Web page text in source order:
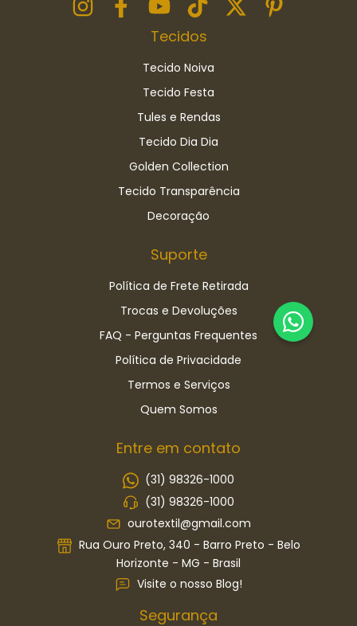
Tecidos
Tecido Noiva
Tecido Festa
Tules e Rendas
Tecido Dia Dia
Golden Collection
Tecido Transparência
Decoração
Suporte
Política de Frete Retirada
Trocas e Devoluções
FAQ - Perguntas Frequentes
Política de Privacidade
Termos e Serviços
Quem Somos
Entre em contato
(31) 98326-1000
(31) 98326-1000
ourotextil@gmail.com
Rua Ouro Preto, 340 - Barro Preto - Belo
Horizonte - MG - Brasil
Visite o nosso Blog!
Segurança